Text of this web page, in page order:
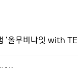
‘올무비나잇 with